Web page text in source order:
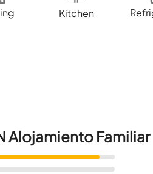
Kitchen
Alojamiento Familiar